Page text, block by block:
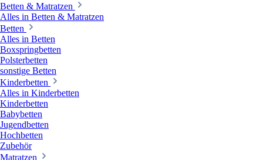
Betten & Matratzen
Alles in Betten & Matratzen
Betten
Alles in Betten
Boxspringbetten
Polsterbetten
sonstige Betten
Kinderbetten
Alles in Kinderbetten
Kinderbetten
Babybetten
Jugendbetten
Hochbetten
Zubehör
Matratzen